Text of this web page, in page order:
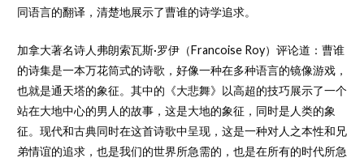
同语言的翻译，清楚地展示了曹谁的诗学追求。
加拿大著名诗人弗朗索瓦斯·罗伊（Francoise Roy）评论道：曹谁
的诗集是一本万花筒式的诗歌，好像一种在多种语言的镜像游戏，
也就是通天塔的象征。其中的《大悲舞》以高超的技巧展示了一个
站在大地中心的男人的故事，这是大地的象征，同时是人类的象
征。现代和古典同时在这首诗歌中呈现，这是一种对人之本性和兄
弟情谊的追求，也是我们的世界所急需的，也是在所有的时代所急